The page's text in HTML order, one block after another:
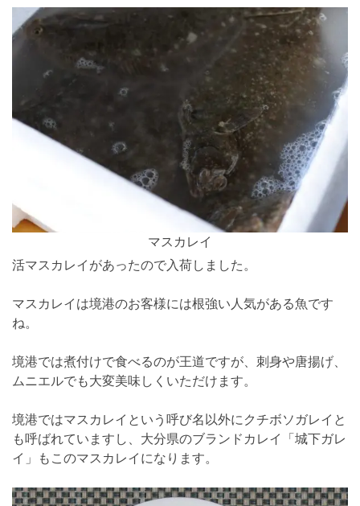
マスカレイ
活マスカレイがあったので入荷しました。
マスカレイは境港のお客様には根強い人気がある魚です
ね。
境港では煮付けで食べるのが王道ですが、刺身や唐揚げ、
ムニエルでも大変美味しくいただけます。
境港ではマスカレイという呼び名以外にクチボソガレイと
も呼ばれていますし、大分県のブランドカレイ「城下ガレ
イ」もこのマスカレイになります。